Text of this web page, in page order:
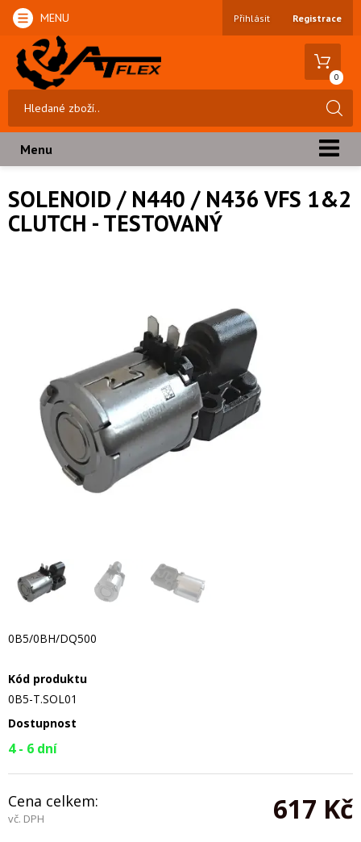
MENU Přihlásit Registrace
0
Menu
SOLENOID / N440 / N436 VFS 1&2
CLUTCH - TESTOVANÝ
0B5/0BH/DQ500
Kód produktu
0B5-T.SOL01
Dostupnost
4 - 6 dní
Cena celkem:
vč. DPH 617 Kč